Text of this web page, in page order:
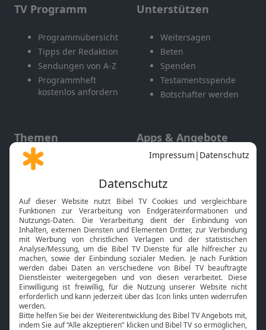
TV Programm
Programmübersicht
Tipps der Redaktion
Sendungen von A-Z
Programmheft
kostenlos anfordern
Unterstützen
Weitersagen
Beten
Spenden
Testamentsspende
Botschafter werden
Themen
Gott und Bibel erklärt
Neuigkeiten
Apps & Angebote
Mobile App
Smart TV
HbbTV
Bibelthek Online-Bibel
Nächster Gottesdienst
Bibel TV
Über uns
Service
Kontakt